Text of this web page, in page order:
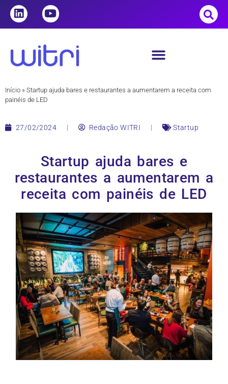
Início » Startup ajuda bares e restaurantes a aumentarem a receita com
painéis de LED
27/02/2024 Redação WITRI Startup
Startup ajuda bares e
restaurantes a aumentarem a
receita com painéis de LED